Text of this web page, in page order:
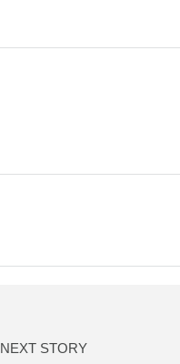
NEXT STORY